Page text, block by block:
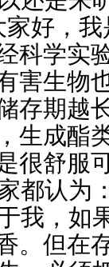
好，我
科学实
害生物
存期越
生成酯
很舒服
都认为
我，如
。但在